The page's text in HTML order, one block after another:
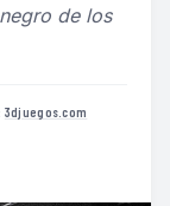
de los
3djuegos.com